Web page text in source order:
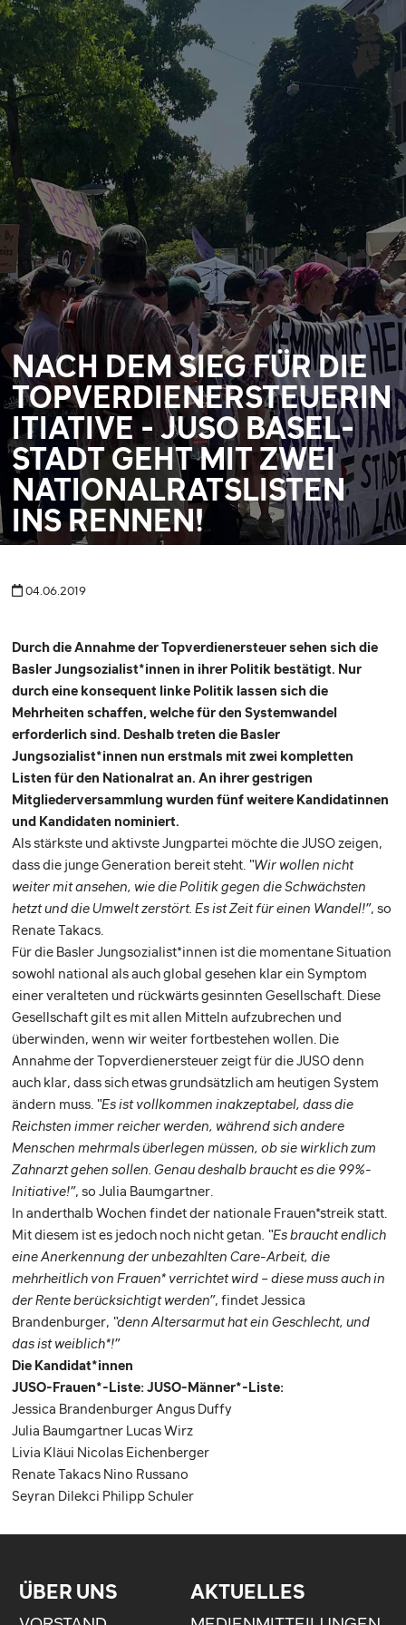
NACH DEM SIEG FÜR DIE
TOPVERDIENERSTEUERIN
ITIATIVE - JUSO BASEL-
STADT GEHT MIT ZWEI
NATIONALRATSLISTEN
INS RENNEN!
04.06.2019
Durch die Annahme der Topverdienersteuer sehen sich die
Basler Jungsozialist*innen in ihrer Politik bestätigt. Nur
durch eine konsequent linke Politik lassen sich die
Mehrheiten schaffen, welche für den Systemwandel
erforderlich sind. Deshalb treten die Basler
Jungsozialist*innen nun erstmals mit zwei kompletten
Listen für den Nationalrat an. An ihrer gestrigen
Mitgliederversammlung wurden fünf weitere Kandidatinnen
und Kandidaten nominiert.
Als stärkste und aktivste Jungpartei möchte die JUSO zeigen,
dass die junge Generation bereit steht. “Wir wollen nicht
weiter mit ansehen, wie die Politik gegen die Schwächsten
hetzt und die Umwelt zerstört. Es ist Zeit für einen Wandel!”, so
Renate Takacs.
Für die Basler Jungsozialist*innen ist die momentane Situation
sowohl national als auch global gesehen klar ein Symptom
einer veralteten und rückwärts gesinnten Gesellschaft. Diese
Gesellschaft gilt es mit allen Mitteln aufzubrechen und
überwinden, wenn wir weiter fortbestehen wollen. Die
Annahme der Topverdienersteuer zeigt für die JUSO denn
auch klar, dass sich etwas grundsätzlich am heutigen System
ändern muss. “Es ist vollkommen inakzeptabel, dass die
Reichsten immer reicher werden, während sich andere
Menschen mehrmals überlegen müssen, ob sie wirklich zum
Zahnarzt gehen sollen. Genau deshalb braucht es die 99%-
Initiative!”, so Julia Baumgartner.
In anderthalb Wochen findet der nationale Frauen*streik statt.
Mit diesem ist es jedoch noch nicht getan . “Es braucht endlich
eine Anerkennung der unbezahlten Care-Arbeit, die
mehrheitlich von Frauen* verrichtet wird – diese muss auch in
der Rente berücksichtigt werden”, findet Jessica
Brandenburger, “denn Altersarmut hat ein Geschlecht, und
das ist weiblich*!”
Die Kandidat*innen
JUSO-Frauen*-Liste: JUSO-Männer*-Liste:
Jessica Brandenburger Angus Duffy
Julia Baumgartner Lucas Wirz
Livia Kläui Nicolas Eichenberger
Renate Takacs Nino Russano
Seyran Dilekci Philipp Schuler
ÜBER UNS AKTUELLES